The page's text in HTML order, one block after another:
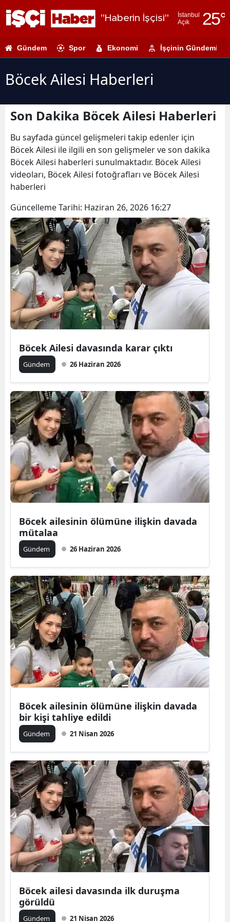
"Haberin İşçisi"
İstanbul
Açık
25°
Adıyaman
Amasya
Ankara
Antalya
Artvin
Balıkesir
Bilecik
Bingöl
Bitlis
Bolu
Burdur
Çankırı
Çorum
Denizli
Diyarbakır
Edirne
Elazığ
Erzincan
Gaziantep
Giresun
Gümüşhane
Hakkari
Hatay
Isparta
Mersin
Kars
Kastamonu
Kayseri
Kırklareli
Kırşehir
Kocaeli
Gündem Spor Ekonomi İşçinin Gündemi
Böcek Ailesi Haberleri
Son Dakika Böcek Ailesi Haberleri
Bu sayfada güncel gelişmeleri takip edenler için
Böcek Ailesi ile ilgili en son gelişmeler ve son dakika
Böcek Ailesi haberleri sunulmaktadır. Böcek Ailesi
videoları, Böcek Ailesi fotoğrafları ve Böcek Ailesi
haberleri
Güncelleme Tarihi: Haziran 26, 2026 16:27
Böcek Ailesi davasında karar çıktı
Gündem 26 Haziran 2026
Böcek ailesinin ölümüne ilişkin davada
mütalaa
Gündem 26 Haziran 2026
Böcek ailesinin ölümüne ilişkin davada
bir kişi tahliye edildi
Gündem 21 Nisan 2026
Böcek ailesi davasında ilk duruşma
görüldü
Gündem 21 Nisan 2026